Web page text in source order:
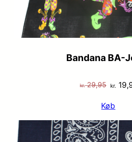
Bandana BA-
kr.29,95 Den
pris
var:
kr.
kr.
Køb